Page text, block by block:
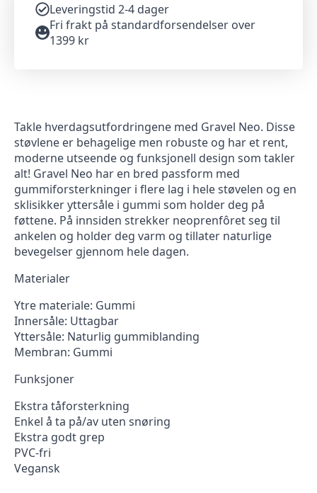
Leveringstid 2-4 dager
Fri frakt på standardforsendelser over
1399 kr
Takle hverdagsutfordringene med Gravel Neo. Disse
støvlene er behagelige men robuste og har et rent,
moderne utseende og funksjonell design som takler
alt! Gravel Neo har en bred passform med
gummiforsterkninger i flere lag i hele støvelen og en
sklisikker yttersåle i gummi som holder deg på
føttene. På innsiden strekker neoprenfôret seg til
ankelen og holder deg varm og tillater naturlige
bevegelser gjennom hele dagen.
Materialer
Ytre materiale: Gummi
Innersåle: Uttagbar
Yttersåle: Naturlig gummiblanding
Membran: Gummi
Funksjoner
Ekstra tåforsterkning
Enkel å ta på/av uten snøring
Ekstra godt grep
PVC-fri
Vegansk